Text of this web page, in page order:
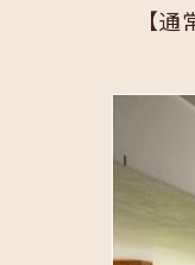
【通